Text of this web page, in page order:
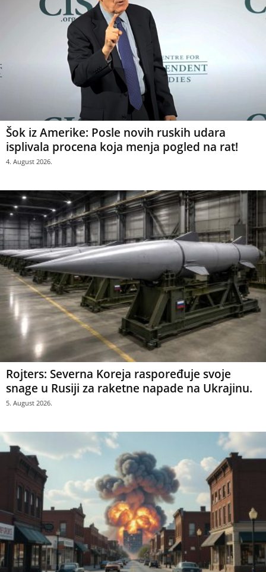
Šok iz Amerike: Posle novih ruskih udara
isplivala procena koja menja pogled na rat!
4. August 2026.
Rojters: Severna Koreja raspoređuje svoje
snage u Rusiji za raketne napade na Ukrajinu.
5. August 2026.